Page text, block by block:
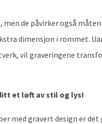
de påvirker også
dimensjon i rommet.
vil graveringene
et løft av stil og lys!
med gravert design er